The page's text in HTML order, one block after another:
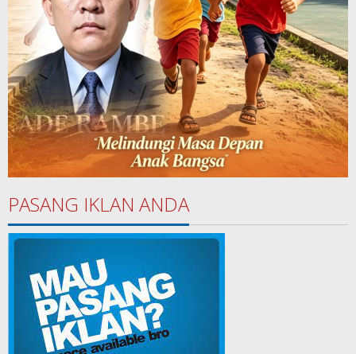
PASANG IKLAN ANDA